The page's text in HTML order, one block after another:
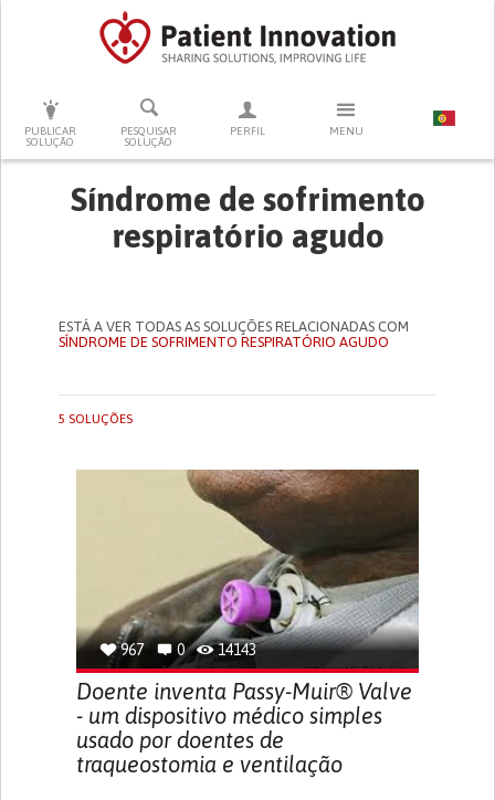
PUBLICAR
SOLUÇÃO
PESQUISAR
SOLUÇÃO
PERFIL MENU
PRESSIONE ENTER PARA PESQUISAR
Síndrome de sofrimento
respiratório agudo
ESTÁ A VER TODAS AS SOLUÇÕES RELACIONADAS COM
SÍNDROME DE SOFRIMENTO RESPIRATÓRIO AGUDO
5 SOLUÇÕES
967 0 14143
Doente inventa Passy-Muir® Valve
- um dispositivo médico simples
usado por doentes de
traqueostomia e ventilação